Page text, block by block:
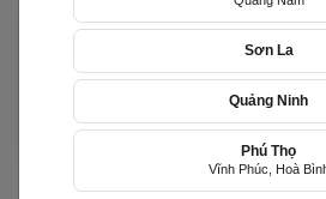
Hoa tặng sinh nhật
グランドオープン お悔
めて会った日を祝って
Sơn La
Quảng Ninh
Phú Thọ
Vĩnh Phúc, Hoà